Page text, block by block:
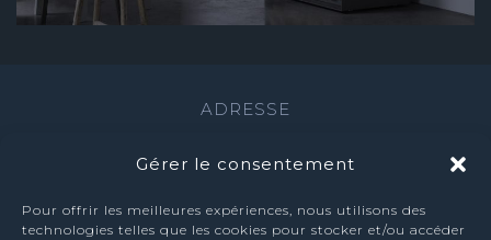
Gérer le consentement
Pour offrir les meilleures expériences, nous utilisons des
technologies telles que les cookies pour stocker et/ou accéder
ADRESSE
7160 Godarville
FAX +32 (0) 67 87 09 66